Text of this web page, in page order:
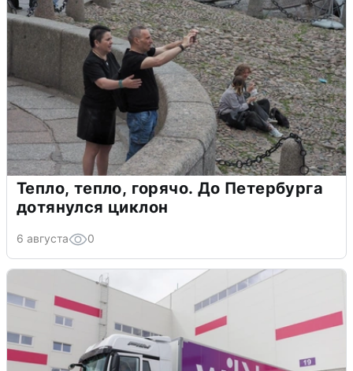
Тепло, тепло, горячо. До Петербурга
дотянулся циклон
6 августа 0